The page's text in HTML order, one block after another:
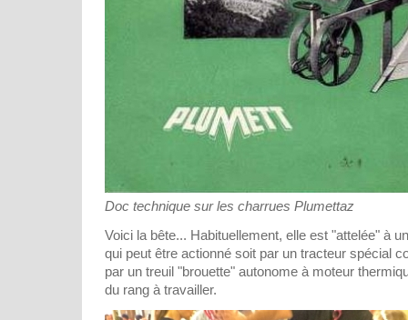
Doc technique sur les charrues Plumettaz
Voici la bête... Habituellement, elle est "attelée" à
qui peut être actionné soit par un tracteur spécial
par un treuil "brouette" autonome à moteur
du rang à travailler.